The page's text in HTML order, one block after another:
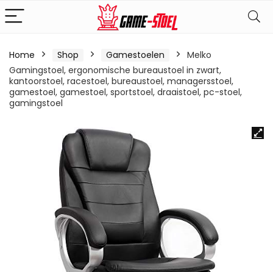
Home Shop Gamestoelen
Melko
Gamingstoel, ergonomische bureaustoel in zwart,
kantoorstoel, racestoel, bureaustoel, managersstoel,
gamestoel, gamestoel, sportstoel, draaistoel, pc-stoel,
gamingstoel